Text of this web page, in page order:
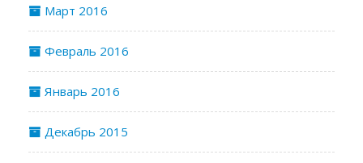
Март 2016
Февраль 2016
Январь 2016
Декабрь 2015